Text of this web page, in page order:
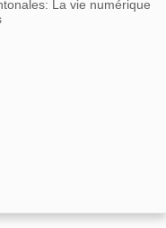
La vie numérique